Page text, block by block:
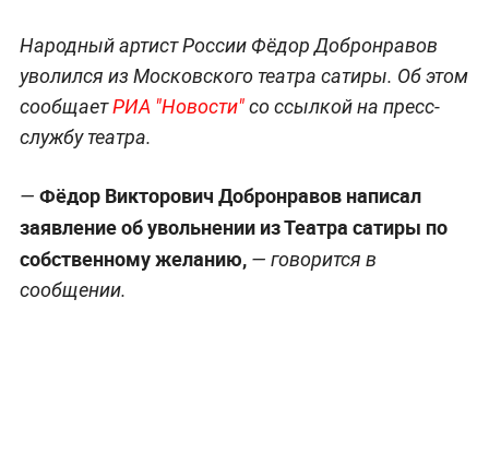
Народный артист России Фёдор Добронравов
уволился из Московского театра сатиры. Об этом
сообщаетРИА "Новости"со ссылкой на пресс-
службу театра.
— Фёдор Викторович Добронравов написал
заявление об увольнении из Театра сатиры по
собственному желанию,— говорится в
сообщении.